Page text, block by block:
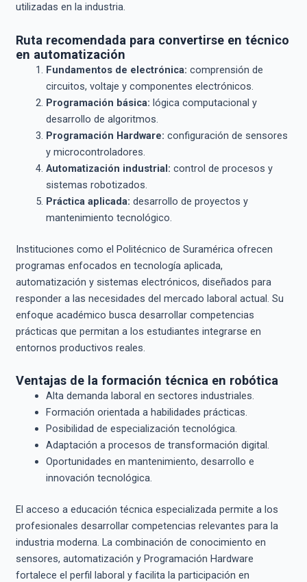
utilizadas en la industria.
Ruta recomendada para convertirse en técnico
en automatización
Fundamentos de electrónica: comprensión de
circuitos, voltaje y componentes electrónicos.
Programación básica: lógica computacional y
desarrollo de algoritmos.
Programación Hardware: configuración de sensores
y microcontroladores.
Automatización industrial: control de procesos y
sistemas robotizados.
Práctica aplicada: desarrollo de proyectos y
mantenimiento tecnológico.
Instituciones como el Politécnico de Suramérica ofrecen
programas enfocados en tecnología aplicada,
automatización y sistemas electrónicos, diseñados para
responder a las necesidades del mercado laboral actual. Su
enfoque académico busca desarrollar competencias
prácticas que permitan a los estudiantes integrarse en
entornos productivos reales.
Ventajas de la formación técnica en robótica
Alta demanda laboral en sectores industriales.
Formación orientada a habilidades prácticas.
Posibilidad de especialización tecnológica.
Adaptación a procesos de transformación digital.
Oportunidades en mantenimiento, desarrollo e
innovación tecnológica.
El acceso a educación técnica especializada permite a los
profesionales desarrollar competencias relevantes para la
industria moderna. La combinación de conocimiento en
sensores, automatización y Programación Hardware
fortalece el perfil laboral y facilita la participación en